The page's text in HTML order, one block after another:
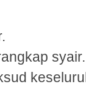
syair.